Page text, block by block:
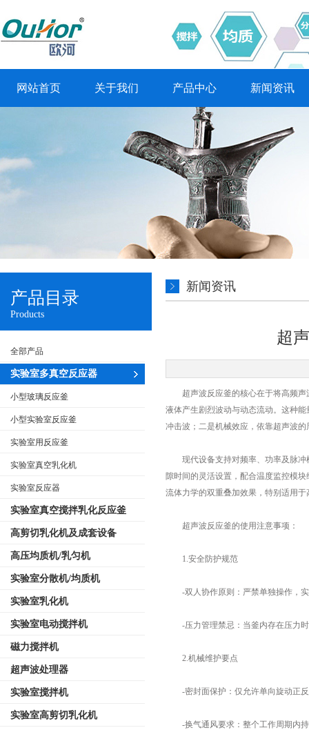
网站首页 关于我们 产品中心 新闻资讯
产品目录
Products
全部产品
实验室多真空反应器
小型玻璃反应釜
小型实验室反应釜
实验室用反应釜
实验室真空乳化机
实验室反应器
实验室真空搅拌乳化反应釜
高剪切乳化机及成套设备
高压均质机/乳匀机
实验室分散机/均质机
实验室乳化机
实验室电动搅拌机
磁力搅拌机
超声波处理器
实验室搅拌机
实验室高剪切乳化机
新闻资讯
超
超声波反应釜的核心在于将高频声
液体产生剧烈波动与动态流动。这种
冲击波；二是机械效应，依靠超声波
现代设备支持对频率、功率及脉冲
隙时间的灵活设置，配合温度监控模
流体力学的双重叠加效果，特别适用
超声波反应釜的使用注意事项：
1.安全防护规范
-双人协作原则：严禁单独操作，实
-压力管理禁忌：当釜内存在压力时
2.机械维护要点
-密封面保护：仅允许单向旋动正反
-换气通风要求：整个工作周期内持